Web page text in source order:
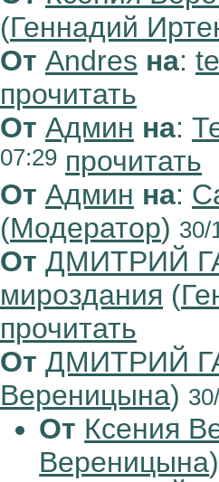
(Геннадий
От Andres на:
прочитать
От Админ на:
07:29 прочитать
От Админ на:
(Модератор) 30/
От ДМИТРИЙ
мироздания (
прочитать
От ДМИТРИЙ
Вереницына)
От Ксения
Вереницына